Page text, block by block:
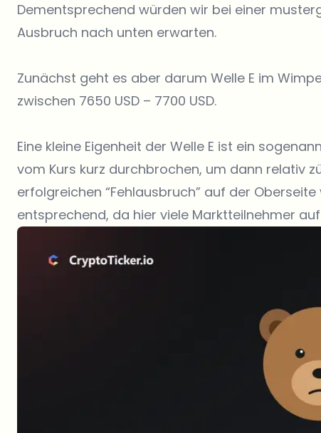
Dementsprechend würden wir bei einer
Ausbruch nach unten erwarten.
Zunächst geht es aber darum Welle E im
zwischen 7650 USD – 7700 USD.
Eine kleine Eigenheit der Welle E ist ein
vom Kurs kurz durchbrochen, um dann relativ
erfolgreichen “Fehlausbruch” auf der
entsprechend, da hier viele Marktteilnehmer